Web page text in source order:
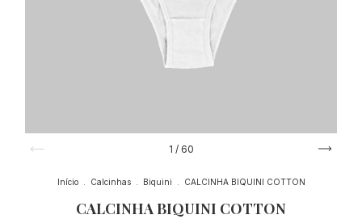
1 / 60
Início Calcinhas Biquini CALCINHA BIQUINI COTTON
CALCINHA BIQUINI COTTON